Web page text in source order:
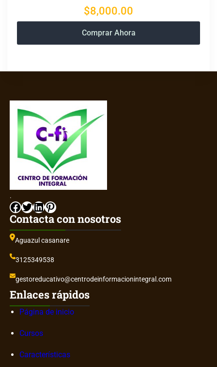
$8,000.00
Comprar Ahora
.
Facebook Twitter LinkedIn Pinterest
Contacta con nosotros
Aguazul casanare
3125349538
gestoreducativo@centrodeinformacionintegral.com
Enlaces rápidos
Página de inicio
Cursos
Características